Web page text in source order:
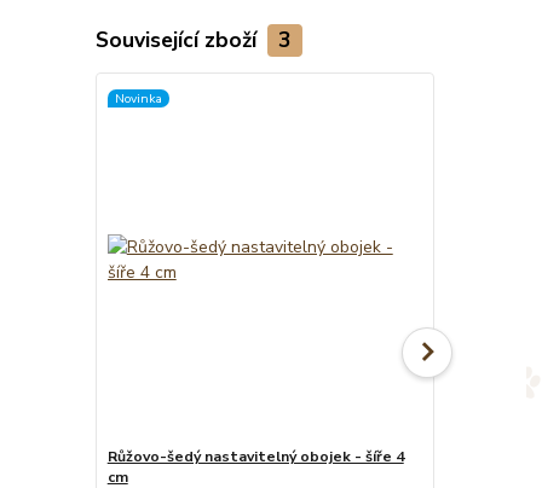
Související zboží 3
Novinka
Růžovo-šedý nastavitelný obojek - šíře 4
cm